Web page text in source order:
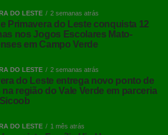
DO LESTE 2 semanas atrás
Primavera do Leste conquista 12
nos Jogos Escolares Mato-
em Campo Verde
DO LESTE 2 semanas atrás
do Leste entrega novo ponto de
região do Vale Verde em parceria
DO LESTE 1 mês atrás